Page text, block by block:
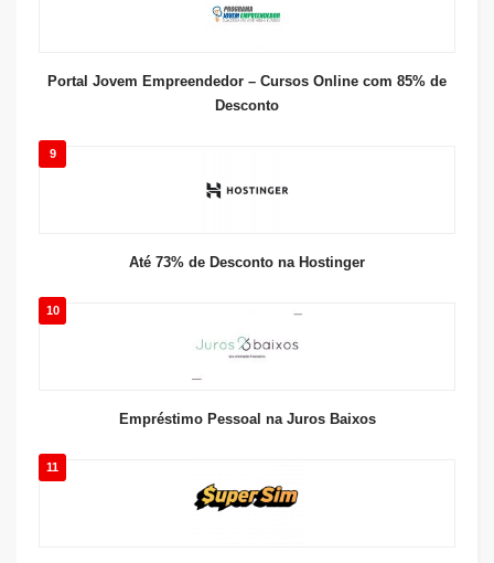
Portal Jovem Empreendedor – Cursos Online com 85% de
Desconto
9
Até 73% de Desconto na Hostinger
10
Empréstimo Pessoal na Juros Baixos
11